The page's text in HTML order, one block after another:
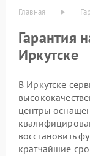
Главная
Гарантия
Иркутске
В Иркутске
центры
восстановить
кратчайшие